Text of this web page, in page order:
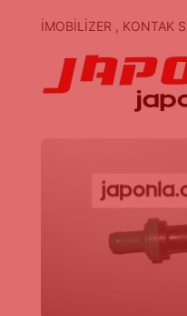
İMOBİLİZER , KONTAK